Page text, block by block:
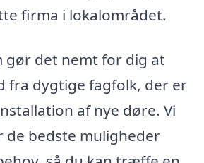
firma i lokalområdet.
gør det nemt for dig at
fra dygtige fagfolk, der er
af nye døre. Vi
de bedste muligheder